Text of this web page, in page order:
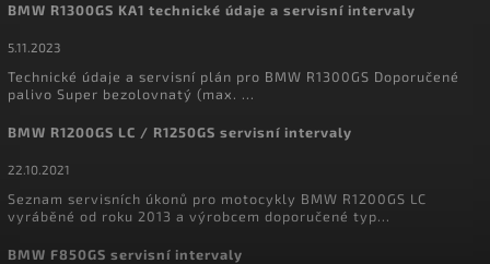
BMW R1300GS KA1 technické údaje a servisní intervaly
5.11.2023
Technické údaje a servisní plán pro BMW R1300GS Doporučené
palivo Super bezolovnatý (max. ...
BMW R1200GS LC / R1250GS servisní intervaly
22.10.2021
Seznam servisních úkonů pro motocykly BMW R1200GS LC
vyráběné od roku 2013 a výrobcem doporučené typ...
BMW F850GS servisní intervaly